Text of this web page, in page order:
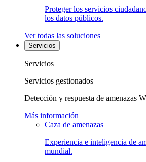
Proteger los servicios
los datos públicos.
Ver todas las soluciones
Servicios
Servicios
Servicios gestionados
Detección y respuesta de amenazas
Más información
Caza de amenazas
Experiencia e inteligencia de
mundial.